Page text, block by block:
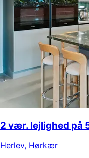
2 vær. lejlighed på
Herlev, Hørkær